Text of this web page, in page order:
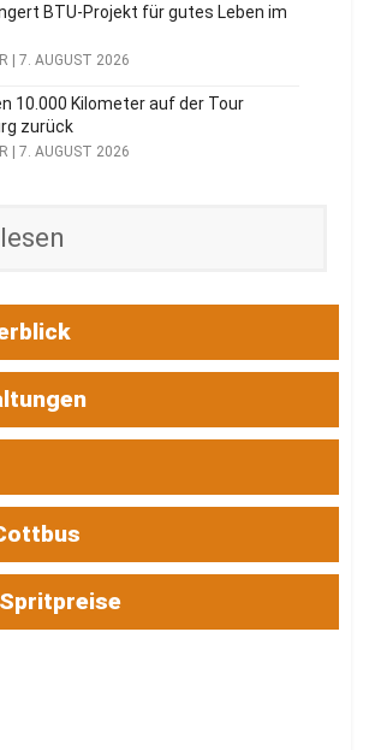
BTU-Projekt für gutes Leben im
| 7. AUGUST 2026
10.000 Kilometer auf der Tour
zurück
| 7. AUGUST 2026